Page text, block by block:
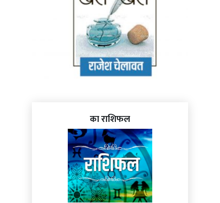
का राशिफल